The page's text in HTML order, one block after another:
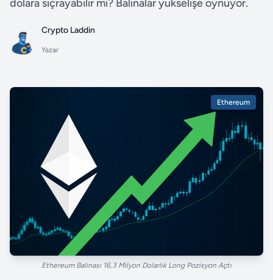
dolara sıçrayabilir mi? Balinalar yükselişe oynuyor.
Crypto Laddin
Yazar
Ethereum
Ethereum Balinası 16,3 Milyon Dolarlık Long Pozisyon Açtı